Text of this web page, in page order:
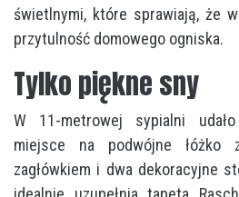
świetlnymi, które sprawiają, że
przytulność domowego ogniska.
Tylko piękne sny
W 11-metrowej sypialni
miejsce na podwójne łóżko
zagłówkiem i dwa dekoracyjne